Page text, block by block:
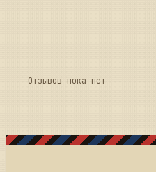
Отзывов пока нет